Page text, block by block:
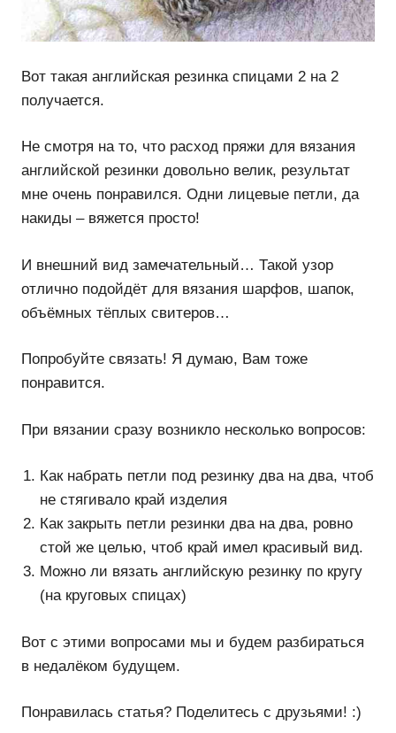
Вот такая английская резинка спицами 2 на 2
получается.
Не смотря на то, что расход пряжи для вязания
английской резинки довольно велик, результат
мне очень понравился. Одни лицевые петли, да
накиды – вяжется просто!
И внешний вид замечательный… Такой узор
отлично подойдёт для вязания шарфов, шапок,
объёмных тёплых свитеров…
Попробуйте связать! Я думаю, Вам тоже
понравится.
При вязании сразу возникло несколько вопросов:
Как набрать петли под резинку два на два, чтоб
не стягивало край изделия
Как закрыть петли резинки два на два, ровно
стой же целью, чтоб край имел красивый вид.
Можно ли вязать английскую резинку по кругу
(на круговых спицах)
Вот с этими вопросами мы и будем разбираться
в недалёком будущем.
Понравилась статья? Поделитесь с друзьями! :)